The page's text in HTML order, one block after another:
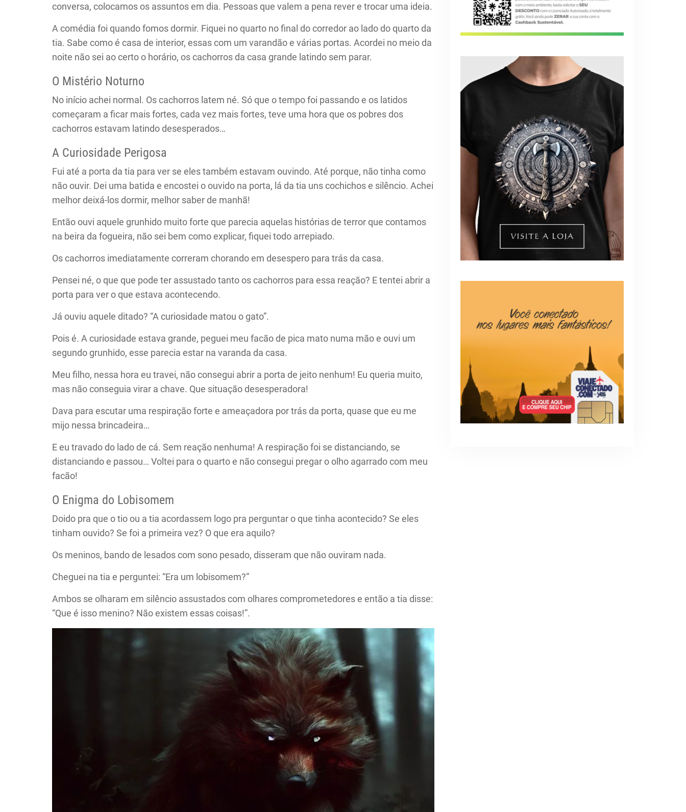
conversa, colocamos os assuntos em dia. Pessoas que valem a pena rever e trocar uma ideia.
A comédia foi quando fomos dormir. Fiquei no quarto no final do corredor ao lado do quarto da
tia. Sabe como é casa de interior, essas com um varandão e várias portas. Acordei no meio da
noite não sei ao certo o horário, os cachorros da casa grande latindo sem parar.
O Mistério Noturno
No início achei normal. Os cachorros latem né. Só que o tempo foi passando e os latidos
começaram a ficar mais fortes, cada vez mais fortes, teve uma hora que os pobres dos
cachorros estavam latindo desesperados…
A Curiosidade Perigosa
Fui até a porta da tia para ver se eles também estavam ouvindo. Até porque, não tinha como
não ouvir. Dei uma batida e encostei o ouvido na porta, lá da tia uns cochichos e silêncio. Achei
melhor deixá-los dormir, melhor saber de manhã!
Então ouvi aquele grunhido muito forte que parecia aquelas histórias de terror que contamos
na beira da fogueira, não sei bem como explicar, fiquei todo arrepiado.
Os cachorros imediatamente correram chorando em desespero para trás da casa.
Pensei né, o que que pode ter assustado tanto os cachorros para essa reação? E tentei abrir a
porta para ver o que estava acontecendo.
Já ouviu aquele ditado? “A curiosidade matou o gato”.
Pois é. A curiosidade estava grande, peguei meu facão de pica mato numa mão e ouvi um
segundo grunhido, esse parecia estar na varanda da casa.
Meu filho, nessa hora eu travei, não consegui abrir a porta de jeito nenhum! Eu queria muito,
mas não conseguia virar a chave. Que situação desesperadora!
Dava para escutar uma respiração forte e ameaçadora por trás da porta, quase que eu me
mijo nessa brincadeira…
E eu travado do lado de cá. Sem reação nenhuma! A respiração foi se distanciando, se
distanciando e passou… Voltei para o quarto e não consegui pregar o olho agarrado com meu
facão!
O Enigma do Lobisomem
Doido pra que o tio ou a tia acordassem logo pra perguntar o que tinha acontecido? Se eles
tinham ouvido? Se foi a primeira vez? O que era aquilo?
Os meninos, bando de lesados com sono pesado, disseram que não ouviram nada.
Cheguei na tia e perguntei: “Era um lobisomem?”
Ambos se olharam em silêncio assustados com olhares comprometedores e então a tia disse:
“Que é isso menino? Não existem essas coisas!”.